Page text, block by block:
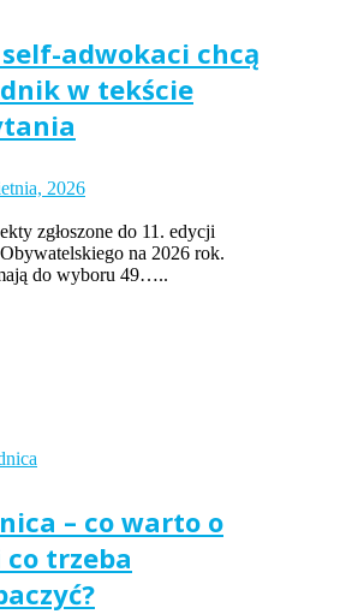
self-adwokaci chcą
w tekście
2026
zgłoszone do 11. edycji
na 2026 rok.
do wyboru 49…..
– co warto o
trzeba